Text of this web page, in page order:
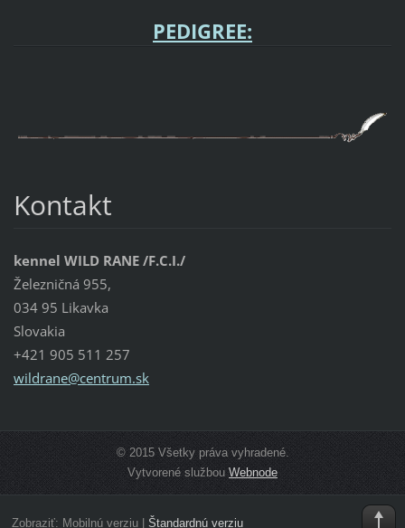
PEDIGREE:
Kontakt
kennel WILD RANE /F.C.I./
Železničná 955,
034 95 Likavka
Slovakia
+421 905 511 257
wildrane@centrum.sk
© 2015 Všetky práva vyhradené.
Vytvorené službouWebnode
Zobraziť: Mobilnú verziu| Štandardnú verziu